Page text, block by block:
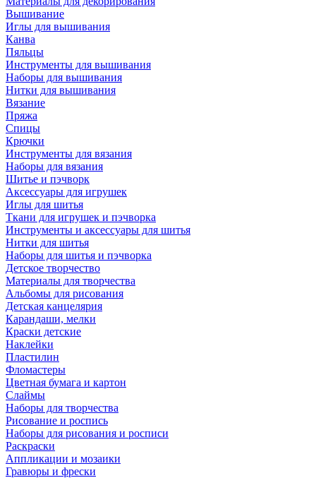
Вышивание
Иглы для вышивания
Канва
Пяльцы
Инструменты для вышивания
Наборы для вышивания
Нитки для вышивания
Вязание
Пряжа
Спицы
Крючки
Инструменты для вязания
Наборы для вязания
Шитье и пэчворк
Аксессуары для игрушек
Иглы для шитья
Ткани для игрушек и пэчворка
Инструменты и аксессуары для шитья
Нитки для шитья
Наборы для шитья и пэчворка
Детское творчество
Материалы для творчества
Альбомы для рисования
Детская канцелярия
Карандаши, мелки
Краски детские
Наклейки
Пластилин
Фломастеры
Цветная бумага и картон
Слаймы
Наборы для творчества
Рисование и роспись
Наборы для рисования и росписи
Раскраски
Аппликации и мозаики
Гравюры и фрески